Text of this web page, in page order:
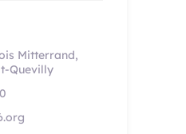
Mitterrand,
Quevilly